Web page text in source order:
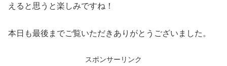
えると思うと楽しみですね！
本日も最後までご覧いただきありがとうございました。
スポンサーリンク